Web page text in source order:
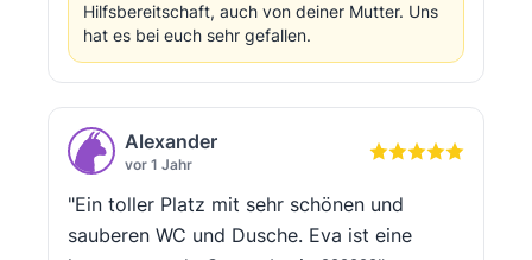
Hilfsbereitschaft, auch von deiner Mutter. Uns
hat es bei euch sehr gefallen.
Alexander
vor 1 Jahr
"Ein toller Platz mit sehr schönen und
sauberen WC und Dusche. Eva ist eine